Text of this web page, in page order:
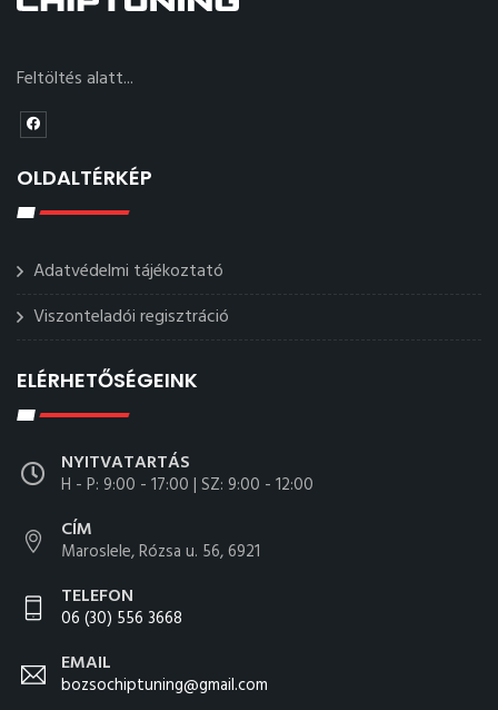
Feltöltés alatt...
OLDALTÉRKÉP
Adatvédelmi tájékoztató
Viszonteladói regisztráció
ELÉRHETŐSÉGEINK
NYITVATARTÁS
H - P: 9:00 - 17:00 | SZ: 9:00 - 12:00
CÍM
Maroslele, Rózsa u. 56, 6921
TELEFON
06 (30) 556 3668
EMAIL
bozsochiptuning@gmail.com